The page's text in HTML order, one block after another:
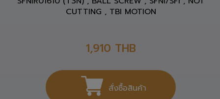
CUTTING , TBI MOTION
1,910 THB
สั่งซื้อสินค้า